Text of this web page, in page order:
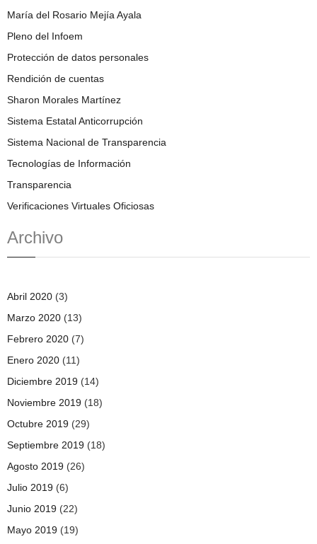
María del Rosario Mejía Ayala
Pleno del Infoem
Protección de datos personales
Rendición de cuentas
Sharon Morales Martínez
Sistema Estatal Anticorrupción
Sistema Nacional de Transparencia
Tecnologías de Información
Transparencia
Verificaciones Virtuales Oficiosas
Archivo
Abril 2020 (3)
Marzo 2020 (13)
Febrero 2020 (7)
Enero 2020 (11)
Diciembre 2019 (14)
Noviembre 2019 (18)
Octubre 2019 (29)
Septiembre 2019 (18)
Agosto 2019 (26)
Julio 2019 (6)
Junio 2019 (22)
Mayo 2019 (19)